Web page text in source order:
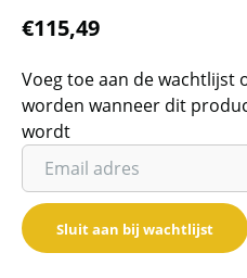
€115,49
Voeg toe aan de wachtlijst
worden wanneer dit
wordt
Vul
je
email
adresSluit aan bij wachtlijst